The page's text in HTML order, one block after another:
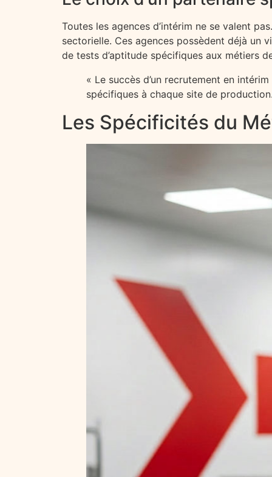
Toutes les agences d’intérim ne se valent
sectorielle. Ces agences possèdent déjà un
de tests d’aptitude spécifiques aux métiers
« Le succès d’un recrutement en
spécifiques à chaque site de
Les Spécificités du